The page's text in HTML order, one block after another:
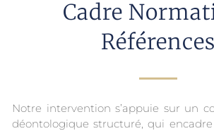
Cadre
Références
Notre intervention s’appuie sur un
déontologique structuré, qui